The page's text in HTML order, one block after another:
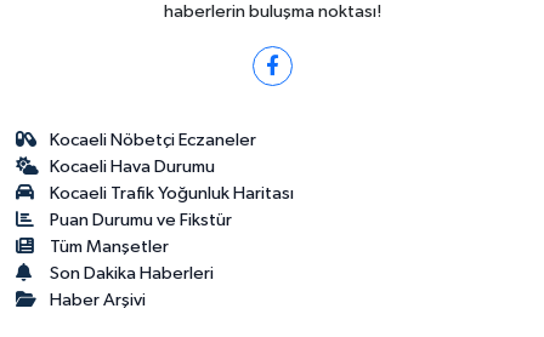
haberlerin buluşma noktası!
Kocaeli Nöbetçi Eczaneler
Kocaeli Hava Durumu
Kocaeli Trafik Yoğunluk Haritası
Puan Durumu ve Fikstür
Tüm Manşetler
Son Dakika Haberleri
Haber Arşivi